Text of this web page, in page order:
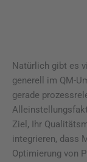
Natürlich gibt es
generell im QM-
gerade
Ziel, Ihr
integrieren, dass
Optimierung von